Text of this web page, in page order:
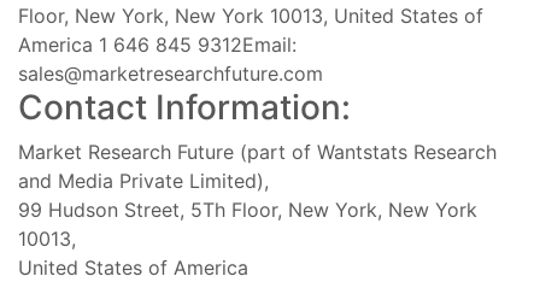
Floor, New York, New York 10013, United States of
America 1 646 845 9312Email:
sales@marketresearchfuture.com
Contact Information:
Market Research Future (part of Wantstats Research
and Media Private Limited),
99 Hudson Street, 5Th Floor, New York, New York
10013,
United States of America